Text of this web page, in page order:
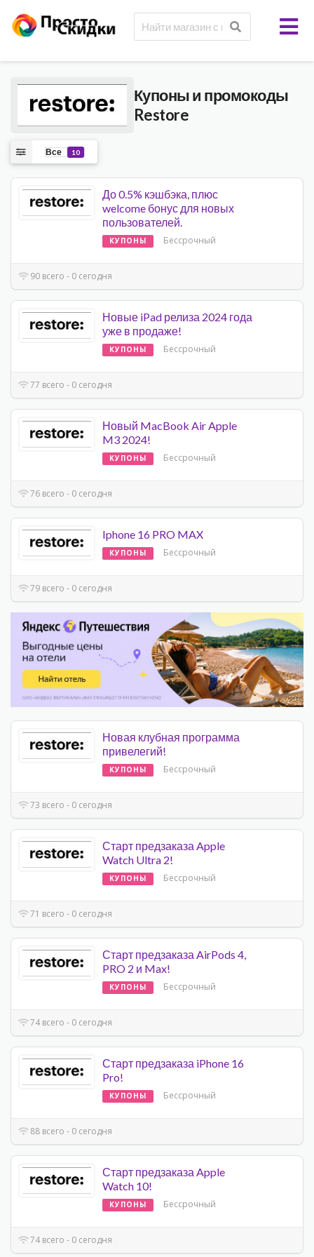
Купоны и промокоды
Restore
Все 10
До 0.5% кэшбэка, плюс
welcome бонус для новых
пользователей.
КУПОНЫ Бессрочный
90 всего - 0 сегодня
Новые iPad релиза 2024 года
уже в продаже!
КУПОНЫ Бессрочный
77 всего - 0 сегодня
Новый MacBook Air Apple
M3 2024!
КУПОНЫ Бессрочный
76 всего - 0 сегодня
Iphone 16 PRO MAX
КУПОНЫ Бессрочный
79 всего - 0 сегодня
Новая клубная программа
привелегий!
КУПОНЫ Бессрочный
73 всего - 0 сегодня
Старт предзаказа Apple
Watch Ultra 2!
КУПОНЫ Бессрочный
71 всего - 0 сегодня
Старт предзаказа AirPods 4,
PRO 2 и Max!
КУПОНЫ Бессрочный
74 всего - 0 сегодня
Старт предзаказа iPhone 16
Pro!
КУПОНЫ Бессрочный
88 всего - 0 сегодня
Старт предзаказа Apple
Watch 10!
КУПОНЫ Бессрочный
74 всего - 0 сегодня